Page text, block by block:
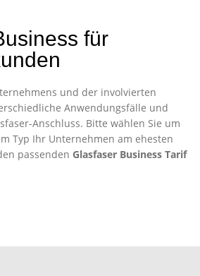
für
und der involvierten
Anwendungsfälle und
Anschluss. Bitte wählen Sie um
Typ Ihr Unternehmen am ehesten
passenden Glasfaser Business Tarif